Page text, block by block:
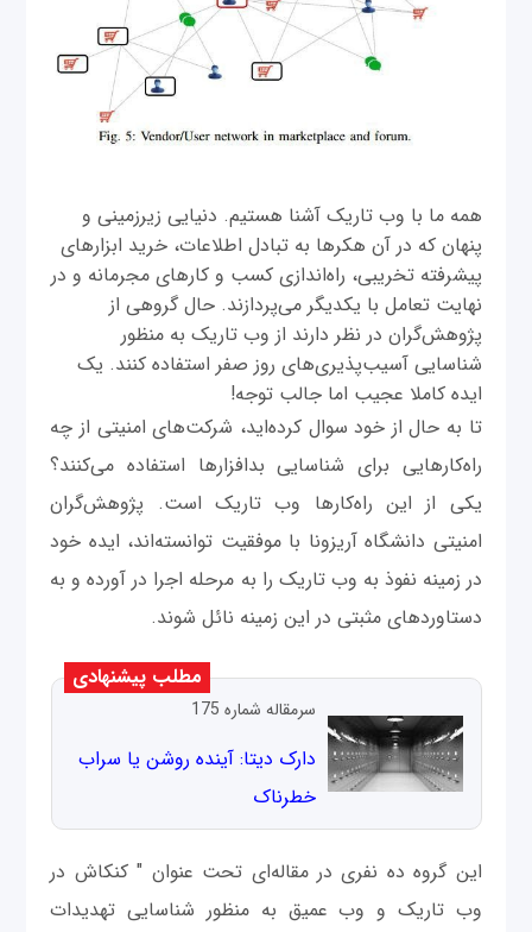
همه ما با وب تاریک آشنا هستیم. دنیایی زیرزمینی و
پنهان که در آن هکرها به تبادل اطلاعات، خرید ابزارهای
پیشرفته تخریبی، راه‌اندازی کسب و کارهای مجرمانه و در
نهایت تعامل با یکدیگر می‌پردازند. حال گروهی از
پژوهش‌گران در نظر دارند از وب تاریک به منظور
شناسایی آسیب‌پذیری‌های روز صفر استفاده کنند. یک
ایده کاملا عجیب اما جالب توجه!
تا به حال از خود سوال کرده‌اید، شرکت‌های امنیتی از چه
راه‌کارهایی برای شناسایی بدافزارها استفاده می‌کنند؟
یکی از این راه‌کارها وب تاریک است. پژوهش‌گران
امنیتی دانشگاه آریزونا با موفقیت توانسته‌اند، ایده خود
در زمینه نفوذ به وب تاریک را به مرحله اجرا در آورده و به
دستاوردهای مثبتی در این زمینه نائل شوند.
مطلب پیشنهادی
سرمقاله شماره 175
دارک دیتا: آینده روشن یا سراب
خطرناک
این گروه ده نفری در مقاله‌ای تحت عنوان " کنکاش در
وب تاریک و وب عمیق به منظور شناسایی تهدیدات